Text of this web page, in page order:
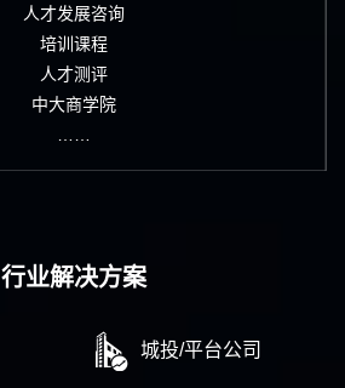
人才发展咨询
培训课程
人才测评
中大商学院
……
行业解决方案
城投/平台公司